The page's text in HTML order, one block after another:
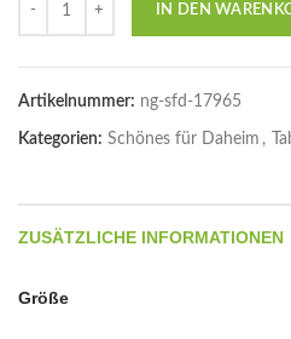
IN DEN
Artikelnummer: ng-sfd-17965
Kategorien: Schönes für Daheim ,
ZUSÄTZLICHE INFORMATIONEN
Größe